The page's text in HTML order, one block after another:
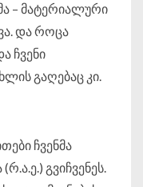
– მატერიალური
და როცა
ჩვენი
გაღებაც კი.
ჩვენმა
გვიჩვენეს.